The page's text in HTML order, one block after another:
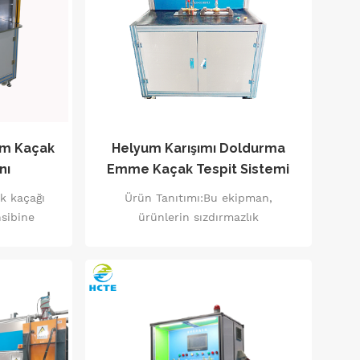
Kaçak
kaçağı
iş
sızıntı
Helyum Karışımı Doldurma
Emme Kaçak Tespit Sistemi
Ürün Tanıtımı:Bu ekipman,
ürünlerin sızdırmazlık
sızdırmazlık testleri için kapsamlı
ekipmanı endüstrisi için özel olarak
tasarlanmıştır.